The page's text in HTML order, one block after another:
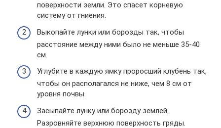
поверхности земли. Это спасет корневую
систему от гниения.
Выкопайте лунки или борозды так, чтобы
расстояние между ними было не меньше 35-40
см.
Углубите в каждую ямку проросший клубень так,
чтобы он располагался не ниже, чем 8 см от
уровня почвы.
Засыпайте лунку или борозду землей.
Разровняйте верхнюю поверхность гряды.